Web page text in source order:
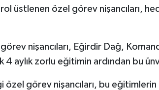
üstlenen özel görev nişancıları,
nişancıları, Eğirdir Dağ,
4 aylık zorlu eğitimin ardından bu
görev nişancıları, bu eğitimlerin